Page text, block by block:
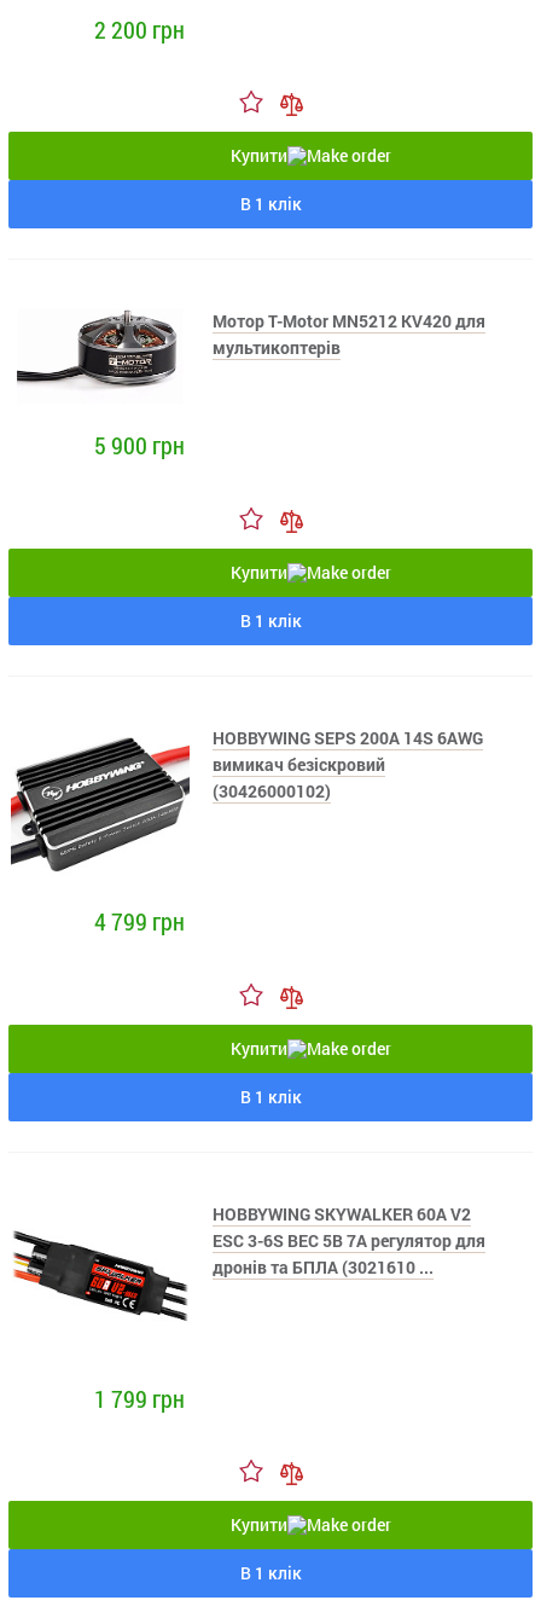
2 200 грн
Купити
В 1 клік
Мотор T-Motor MN5212 KV420 для
мультикоптерів
5 900 грн
Купити
В 1 клік
HOBBYWING SEPS 200A 14S 6AWG
вимикач безіскровий
(30426000102)
4 799 грн
Купити
В 1 клік
HOBBYWING SKYWALKER 60A V2
ESC 3-6S BEC 5В 7А регулятор для
дронів та БПЛА (3021610 ...
1 799 грн
Купити
В 1 клік